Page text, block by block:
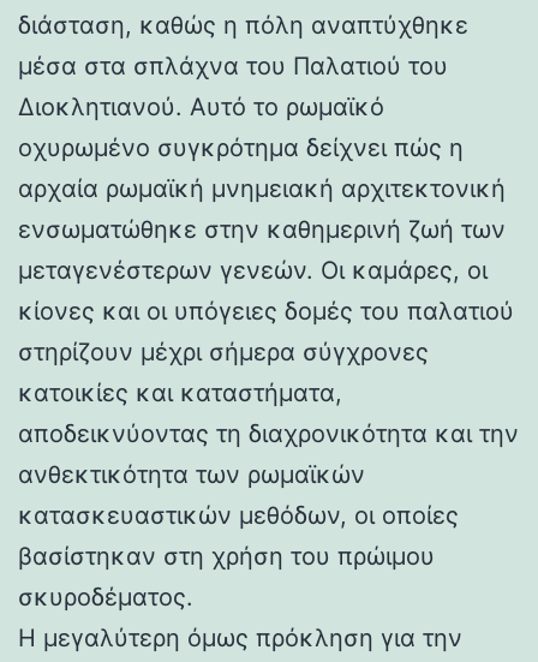
διάσταση, καθώς η πόλη αναπτύχθηκε
μέσα στα σπλάχνα του Παλατιού του
Διοκλητιανού. Αυτό το ρωμαϊκό
οχυρωμένο συγκρότημα δείχνει πώς η
αρχαία ρωμαϊκή μνημειακή αρχιτεκτονική
ενσωματώθηκε στην καθημερινή ζωή των
μεταγενέστερων γενεών. Οι καμάρες, οι
κίονες και οι υπόγειες δομές του παλατιού
στηρίζουν μέχρι σήμερα σύγχρονες
κατοικίες και καταστήματα,
αποδεικνύοντας τη διαχρονικότητα και την
ανθεκτικότητα των ρωμαϊκών
κατασκευαστικών μεθόδων, οι οποίες
βασίστηκαν στη χρήση του πρώιμου
σκυροδέματος.
Η μεγαλύτερη όμως πρόκληση για την